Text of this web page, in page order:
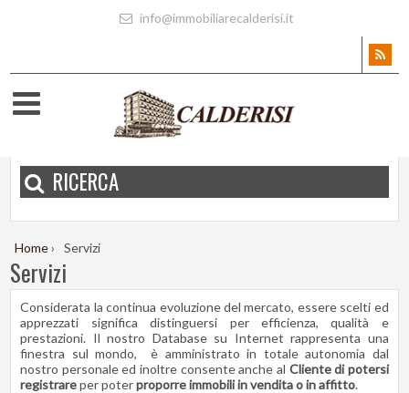
info@immobiliarecalderisi.it
RICERCA
Home› Servizi
Servizi
Considerata la continua evoluzione del mercato, essere scelti ed
apprezzati significa distinguersi per efficienza, qualità e
prestazioni. Il nostro Database su Internet rappresenta una
finestra sul mondo, è amministrato in totale autonomia dal
nostro personale ed inoltre consente anche al Cliente di potersi
registrareper poterproporre immobili in vendita o in affitto.